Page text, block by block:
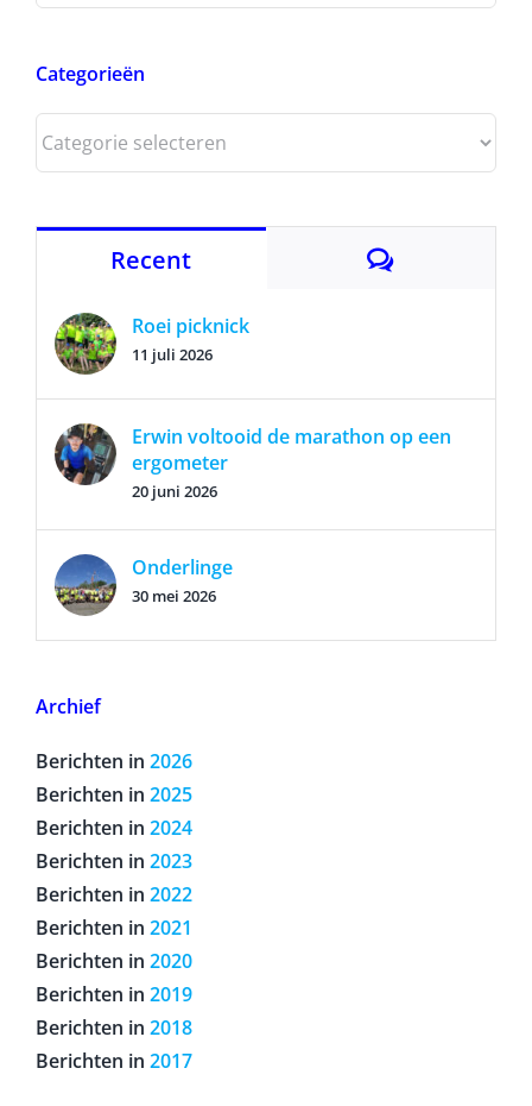
Categorieën
Categorieën
Recent Reacties
Roei picknick
11 juli 2026
Erwin voltooid de marathon op een
ergometer
20 juni 2026
Onderlinge
30 mei 2026
Archief
Berichten in 2026
Berichten in 2025
Berichten in 2024
Berichten in 2023
Berichten in 2022
Berichten in 2021
Berichten in 2020
Berichten in 2019
Berichten in 2018
Berichten in 2017